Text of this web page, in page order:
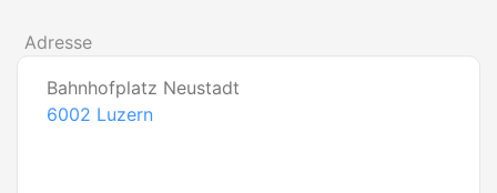
Adresse
Bahnhofplatz Neustadt
6002 Luzern